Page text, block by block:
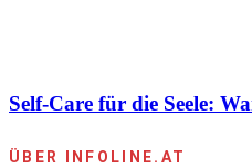
Self-Care für die Seele:
ÜBER INFOLINE.AT